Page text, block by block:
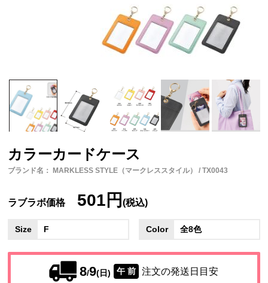
カラーカードケース
ブランド名： MARKLESS STYLE（マークレススタイル） / TX0043
ラブラボ価格 501円(税込)
Size F Color 全8色
8/9(日) 午 前 注文の発送日目安